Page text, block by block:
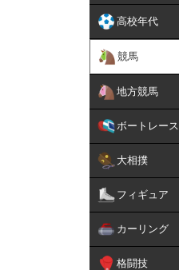
高校年代
競馬
地方競馬
ボートレース
大相撲
フィギュア
カーリング
格闘技